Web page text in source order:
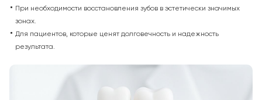
При необходимости восстановления зубов в эстетически значимых
зонах.
Для пациентов, которые ценят долговечность и надежность
результата.